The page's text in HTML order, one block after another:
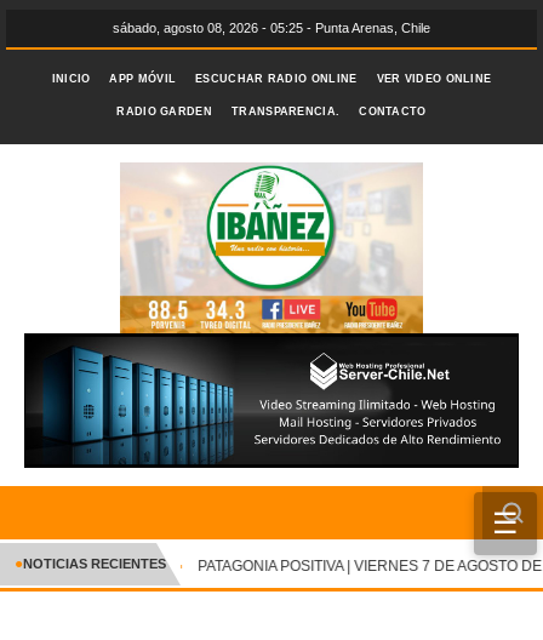
sábado, agosto 08, 2026 - 05:25 - Punta Arenas, Chile
INICIO APP MÓVIL ESCUCHAR RADIO ONLINE VER VIDEO ONLINE
RADIO GARDEN TRANSPARENCIA. CONTACTO
☰
INICIO
CRÓNICA
NOTICIAS RECIENTES PATAGONIA POSITIVA | VIERNES 7 DE AGOSTO DE